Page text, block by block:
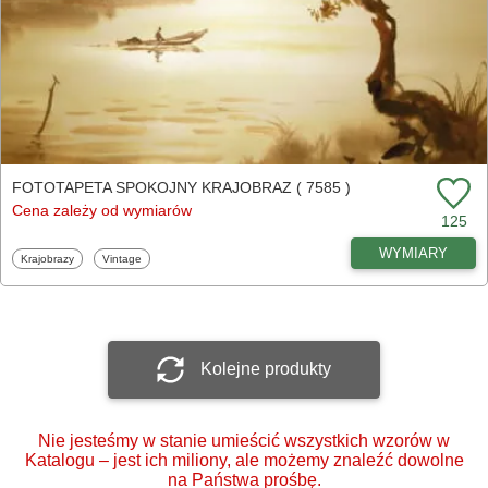
FOTOTAPETA SPOKOJNY KRAJOBRAZ ( 7585 )
Cena zależy od wymiarów
125
Fototapety
Krajobrazy Fototapety
Vintage WYMIARY
Kolejne produkty
Nie jesteśmy w stanie umieścić wszystkich wzorów w
Katalogu – jest ich miliony, ale możemy znaleźć dowolne
na Państwa prośbę.